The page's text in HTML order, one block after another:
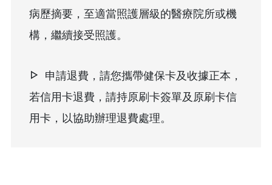
病歷摘要，至適當照護層級的醫療院所或機
構，繼續接受照護。
申請退費，請您攜帶健保卡及收據正本，
若信用卡退費，請持原刷卡簽單及原刷卡信
用卡，以協助辦理退費處理。